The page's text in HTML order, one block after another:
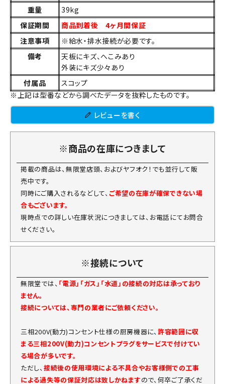
重量
39kg
保証期間
商品到着後 4ヶ月間保証
注意事項
※給水・排水接続が必要です。
備考
天板にキズ、へこみあり
外装にキズ少々あり
付属品
スコップ
※上記は型番などから調べたデータを抜粋したものです。
レビューを書く
※商品の在庫につきまして
掲載の商品は、無限堂店頭、およびヤフオク！でも並行して販
売中です。
同時にご購入されるなどして、 ご希望の在庫が確保できない場
合もございます。
現時点での詳しい在庫状況につきましては、お電話にてお問合
せください。
※接続について
無限堂では、 「電源」「ガス」「水道」の接続の対応は承っており
ません。
接続については、専門の業者にご依頼ください。
三相200V(動力)コンセント仕様の厨房機器に、許容範囲に収
まる三相200V(動力)コンセントプラグをサービスで付けてい
る場合が多いです。
ただし、接続後の使用環境による不具合やお客様側での工事
による過失等の保証対応は致しかねますので、何卒ご了承くだ